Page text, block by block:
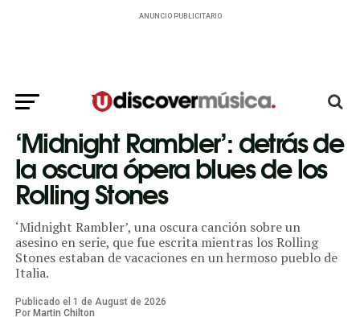
ANUNCIO PUBLICITARIO
‘Midnight Rambler’: detrás de
la oscura ópera blues de los
Rolling Stones
‘Midnight Rambler’, una oscura canción sobre un
asesino en serie, que fue escrita mientras los Rolling
Stones estaban de vacaciones en un hermoso pueblo de
Italia.
Publicado el 1 de August de 2026
Por Martin Chilton